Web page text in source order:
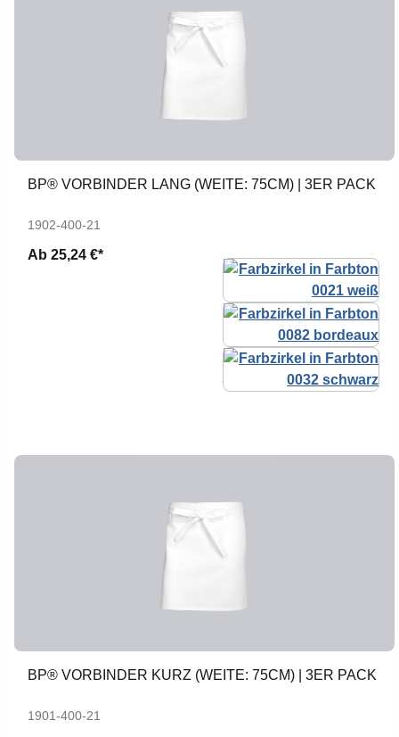
BP® VORBINDER LANG (WEITE: 75CM) | 3ER PACK
1902-400-21
Ab 25,24 €*
BP® VORBINDER KURZ (WEITE: 75CM) | 3ER PACK
1901-400-21